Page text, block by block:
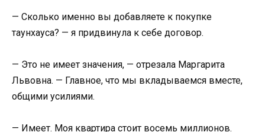
— Сколько именно вы добавляете к покупке
таунхауса? — я придвинула к себе договор.
— Это не имеет значения, — отрезала Маргарита
Львовна. — Главное, что мы вкладываемся вместе,
общими усилиями.
— Имеет. Моя квартира стоит восемь миллионов.